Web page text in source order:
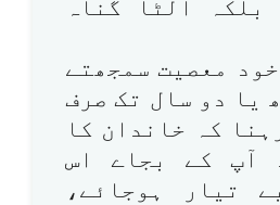
بلکہ الٹا گناہ
معصیت سمجھتے
یا دو سال تک صرف
کہ خاندان کا
آپ کے بجاے اس
تیار ہوجائے،